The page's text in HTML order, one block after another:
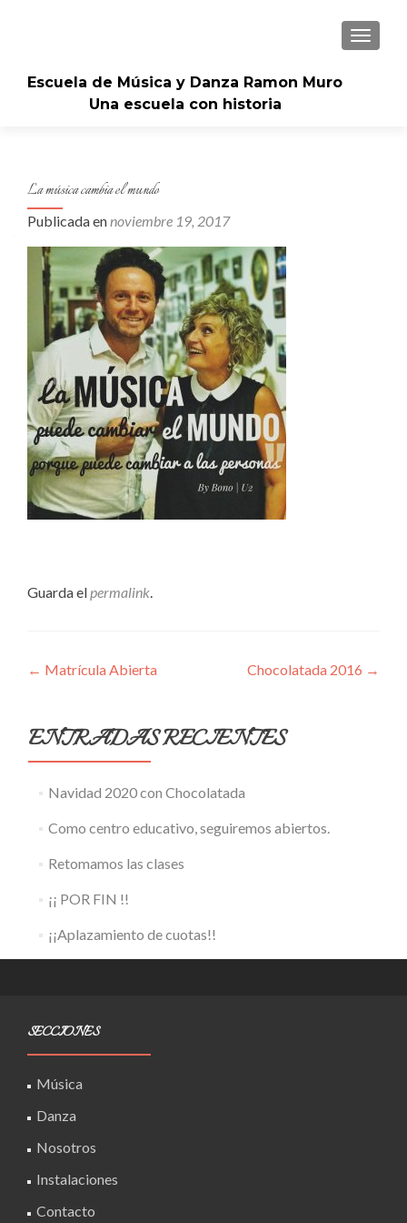
Escuela de Música y Danza Ramon Muro
Una escuela con historia
La música cambia el mundo
Publicada ennoviembre 19, 2017
Guarda elpermalink.
Navegación
entradas
← Matrícula Abierta Chocolatada 2016 →
ENTRADAS RECIENTES
Navidad 2020 con Chocolatada
Como centro educativo, seguiremos abiertos.
Retomamos las clases
¡¡ POR FIN !!
¡¡Aplazamiento de cuotas!!
SECCIONES
Música
Danza
Nosotros
Instalaciones
Contacto